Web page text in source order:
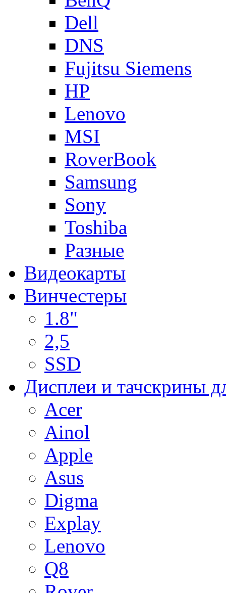
Dell
DNS
Fujitsu Siemens
HP
Lenovo
MSI
RoverBook
Samsung
Sony
Toshiba
Разные
Видеокарты
Винчестеры
1.8"
2,5
SSD
Дисплеи и тачскрины
Acer
Ainol
Apple
Asus
Digma
Explay
Lenovo
Q8